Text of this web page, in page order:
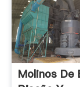
Molinos De